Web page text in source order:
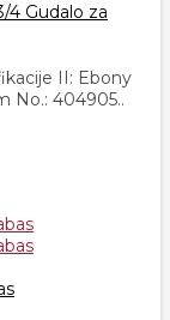
4 Gudalo za
II: Ebony
No.: 404905..